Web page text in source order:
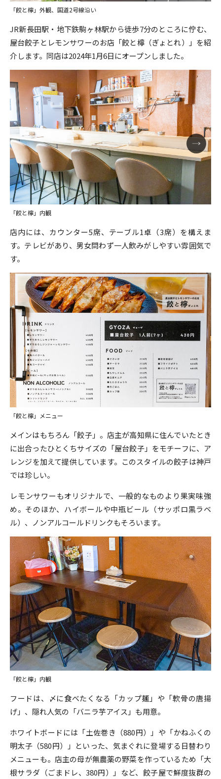
「餃と檸」外観、国道2号線沿い
JR新長田駅・地下鉄駒ヶ林駅から徒歩7分のところに佇む、
屋台餃子とレモンサワーのお店「餃と檸（ぎょとれ）」を紹
介します。同店は2024年1月6日にオープンしました。
「餃と檸」内観
店内には、カウンター5席、テーブル1卓（3席）を構えま
す。テレビがあり、男女問わず一人飲みがしやすい雰囲気で
す。
「餃と檸」メニュー
メインはもちろん「餃子」。店主が高知県に住んでいたとき
に出合ったひとくちサイズの「屋台餃子」をモチーフに、ア
レンジを加えて提供しています。このスタイルの餃子は神戸
では珍しい。
レモンサワーもオリジナルで、一般的なものより果実味強
め。そのほか、ハイボールや中瓶ビール（サッポロ黒ラベ
ル）、ノンアルコールドリンクもそろいます。
「餃と檸」内観
フードは、〆に食べたくなる「カップ麺」や「軟骨の唐揚
げ」、隠れ人気の「バニラ芋アイス」も用意。
ホワイトボードには「土佐巻き（880円）」や「かねふくの
明太子（580円）」といった、気まぐれに登場する日替わり
メニューも。店主の母が無農薬の野菜を作っているため「大
根サラダ（ごまドレ、380円）」など、餃子屋で鮮度抜群の